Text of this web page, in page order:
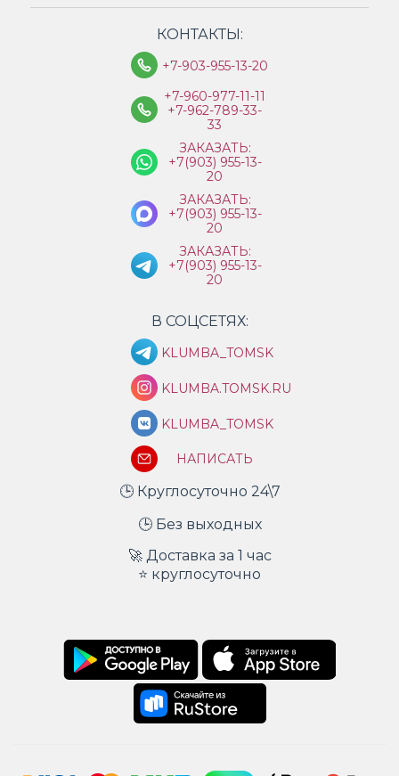
КОНТАКТЫ:
+7-903-955-13-20
+7-960-977-11-11
+7-962-789-33-
33
ЗАКАЗАТЬ:
+7(903) 955-13-
20
ЗАКАЗАТЬ:
+7(903) 955-13-
20
ЗАКАЗАТЬ:
+7(903) 955-13-
20
В СОЦСЕТЯХ:
KLUMBA_TOMSK
KLUMBA.TOMSK.RU
KLUMBA_TOMSK
НАПИСАТЬ
🕒 Круглосуточно 24\7
🕒 Без выходных
🚀 Доставка за 1 час
⭐ круглосуточно